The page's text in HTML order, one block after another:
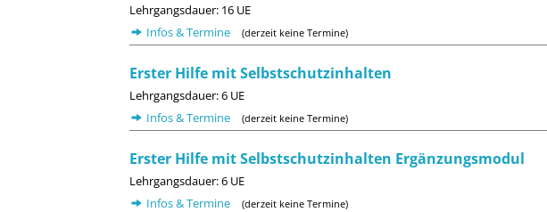
Lehrgangsdauer: 16 UE
Infos & Termine
(derzeit keine Termine)
Erster Hilfe mit Selbstschutzinhalten
Lehrgangsdauer: 6 UE
Infos & Termine
(derzeit keine Termine)
Erster Hilfe mit Selbstschutzinhalten Ergänzungsmodul
Lehrgangsdauer: 6 UE
Infos & Termine
(derzeit keine Termine)